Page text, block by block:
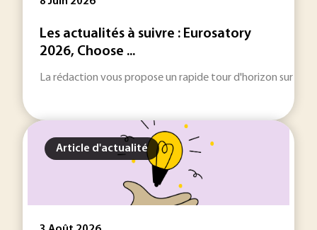
Les actualités à suivre : Eurosatory
2026, Choose ...
La rédaction vous propose un rapide tour d'horizon sur les
Article d'actualité